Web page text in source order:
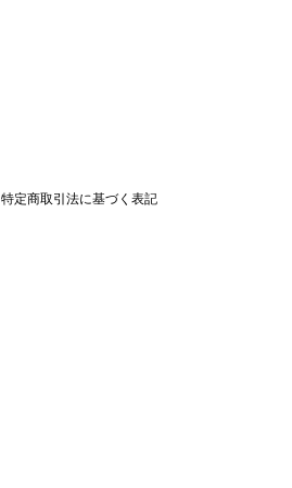
特定商取引法に基づく表記